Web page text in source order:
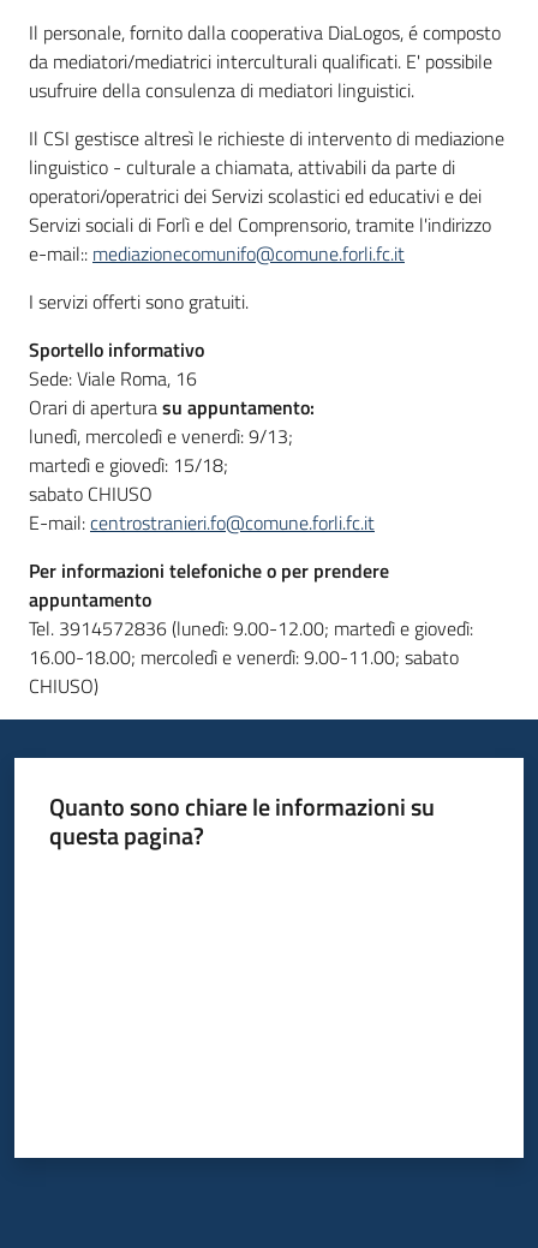
Il personale, fornito dalla cooperativa DiaLogos, é composto
da mediatori/mediatrici interculturali qualificati. E' possibile
usufruire della consulenza di mediatori linguistici.
Il CSI gestisce altresì le richieste di intervento di mediazione
linguistico - culturale a chiamata, attivabili da parte di
operatori/operatrici dei Servizi scolastici ed educativi e dei
Servizi sociali di Forlì e del Comprensorio, tramite l'indirizzo
e-mail:: mediazionecomunifo@comune.forli.fc.it
I servizi offerti sono gratuiti.
Sportello informativo
Sede: Viale Roma, 16
Orari di aperturasu appuntamento:
lunedì, mercoledì e venerdì: 9/13;
martedì e giovedì: 15/18;
sabato CHIUSO
E-mail:centrostranieri.fo@comune.forli.fc.it
Per informazioni telefoniche o per prendere
appuntamento
Tel. 3914572836 (lunedì: 9.00-12.00; martedì e giovedì:
16.00-18.00; mercoledì e venerdì: 9.00-11.00; sabato
CHIUSO)
Quanto sono chiare le informazioni su
questa pagina?